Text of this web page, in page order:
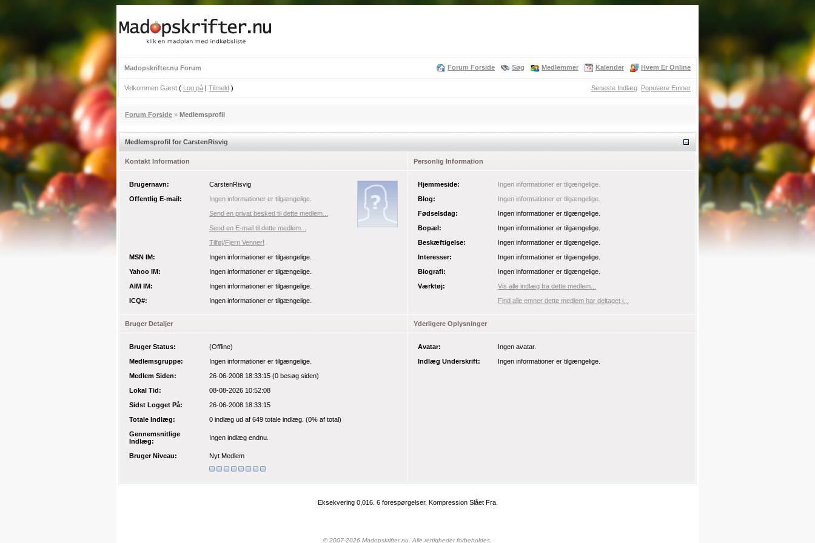
Madopskrifter.nu Forum Forum Forside Søg Medlemmer Kalender Hvem Er Online
Velkommen Gæst ( Log på | Tilmeld ) Seneste Indlæg Populære Emner
Forum Forside » Medlemsprofil
Medlemsprofil for CarstenRisvig
Kontakt Information Personlig Information
Brugernavn:
CarstenRisvig
Offentlig E-mail:
Ingen informationer er tilgængelige.
Send en privat besked til dette medlem...
Send en E-mail til dette medlem...
Tilføj/Fjern Venner!
MSN IM:
Ingen informationer er tilgængelige.
Yahoo IM:
Ingen informationer er tilgængelige.
AIM IM:
Ingen informationer er tilgængelige.
ICQ#:
Ingen informationer er tilgængelige.
Hjemmeside:
Ingen informationer er tilgængelige.
Blog:
Ingen informationer er tilgængelige.
Fødselsdag:
Ingen informationer er tilgængelige.
Bopæl:
Ingen informationer er tilgængelige.
Beskæftigelse:
Ingen informationer er tilgængelige.
Interesser:
Ingen informationer er tilgængelige.
Biografi:
Ingen informationer er tilgængelige.
Værktøj:
Vis alle indlæg fra dette medlem...
Find alle emner dette medlem har deltaget i...
Bruger Detaljer Yderligere Oplysninger
Bruger Status:
(Offline)
Medlemsgruppe:
Ingen informationer er tilgængelige.
Medlem Siden:
26-06-2008 18:33:15 (0 besøg siden)
Lokal Tid:
08-08-2026 10:52:08
Sidst Logget På:
26-06-2008 18:33:15
Totale Indlæg:
0 indlæg ud af 649 totale indlæg. (0% af total)
Gennemsnitlige
Indlæg:
Ingen indlæg endnu.
Bruger Niveau: Nyt Medlem
Avatar:
Ingen avatar.
Indlæg Underskrift:
Ingen informationer er tilgængelige.
Eksekvering 0,016. 6 forespørgelser. Kompression Slået Fra.
© 2007-2026 Madopskrifter.nu. Alle rettigheder forbeholdes.